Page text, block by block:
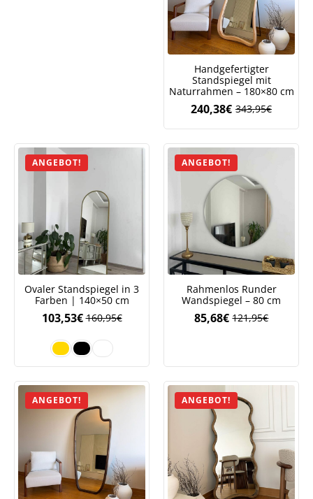
Handgefertigter
Standspiegel mit
Naturrahmen – 180×80 cm
343,95€
Preis
war:
343,95€
240,38€Aktueller
Preis
ist:
240,38€.
ANGEBOT!
Ovaler Standspiegel in 3
Farben | 140×50 cm
160,95€
103,53€
ANGEBOT!
Rahmenlos Runder
Wandspiegel – 80 cm
121,95€
121,95€
85,68€ Aktueller
85,68€.
ANGEBOT! ANGEBOT!